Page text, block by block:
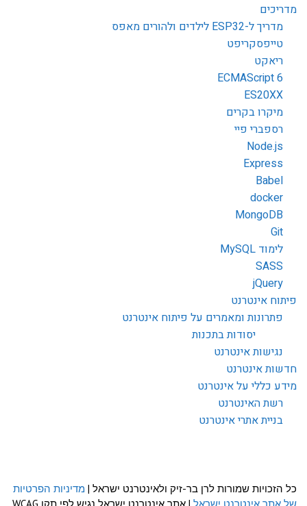
מדריכים
מדריך ל-ESP32 לילדים ולהורים מאפס
טייפסקריפט
ריאקט
ECMAScript 6
ES20XX
מיקרו בקרים
רספברי פיי
Node.js
Express
Babel
docker
MongoDB
Git
לימוד MySQL
SASS
jQuery
פיתוח אינטרנט
פתרונות ומאמרים על פיתוח אינטרנט
יסודות בתכנות
נגישות אינטרנט
חדשות אינטרנט
מידע כללי על אינטרנט
רשת האינטרנט
בניית אתרי אינטרנט
כל הזכויות שמורות לרן בר-זיק ולאינטרנט ישראל | מדיניות הפרטיות
של אתר אינטרנט ישראל
| אתר אינטרנט ישראל נגיש לפי תקן WCAG